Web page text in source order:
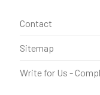
Contact
Sitemap
Write for Us -